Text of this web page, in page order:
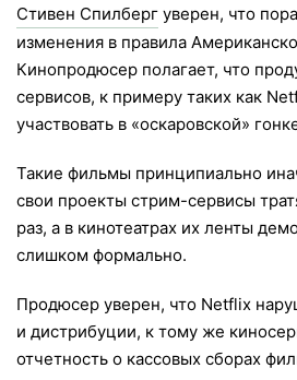
Стивен Спилберг уверен, что
изменения в правила
Кинопродюсер полагает, что
сервисов, к примеру таких как
участвовать в «оскаровской»
Такие фильмы принципиально
свои проекты стрим-сервисы
раз, а в кинотеатрах их ленты
слишком формально.
Продюсер уверен, что Netflix
и дистрибуции, к тому же
отчетность о кассовых сборах